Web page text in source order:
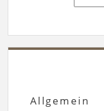
Allgemein